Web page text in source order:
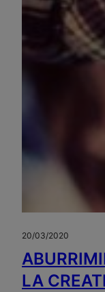
20/03/2020
LA